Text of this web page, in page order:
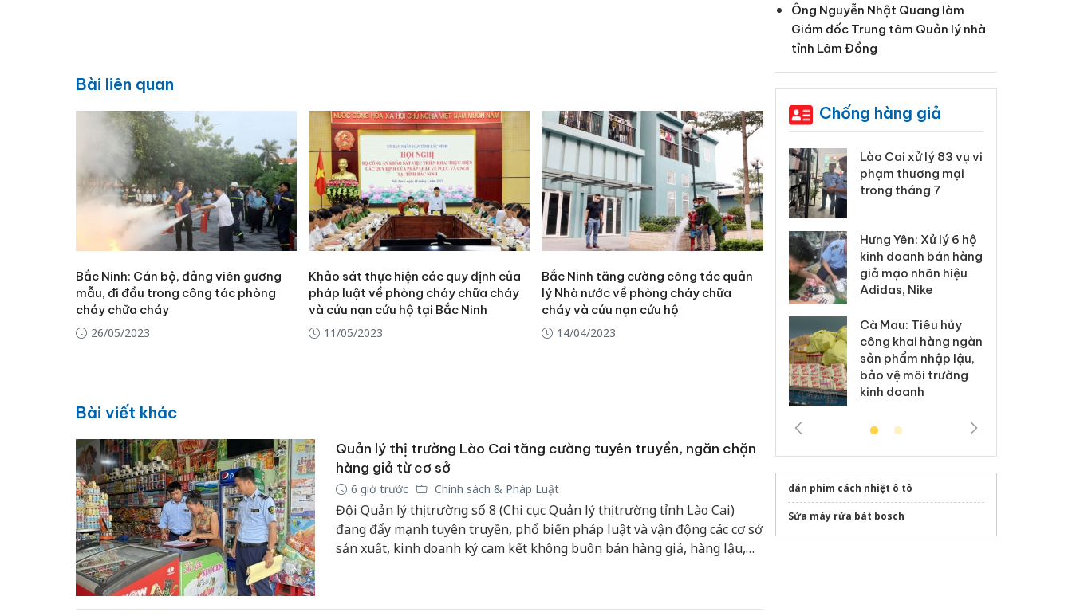
Bài liên quan
Bắc Ninh: Cán bộ, đảng viên gương
mẫu, đi đầu trong công tác phòng
cháy chữa cháy
26/05/2023
Khảo sát thực hiện các quy định của
pháp luật về phòng cháy chữa cháy
và cứu nạn cứu hộ tại Bắc Ninh
11/05/2023
Bắc Ninh tăng cường công tác quản
lý Nhà nước về phòng cháy chữa
cháy và cứu nạn cứu hộ
14/04/2023
Bài viết khác
Quản lý thị trường Lào Cai tăng cường tuyên truyền, ngăn chặn
hàng giả từ cơ sở
6 giờ trước Chính sách & Pháp Luật
Đội Quản lý thị trường số 8 (Chi cục Quản lý thị trường tỉnh Lào Cai)
đang đẩy mạnh tuyên truyền, phổ biến pháp luật và vận động các cơ sở
sản xuất, kinh doanh ký cam kết không buôn bán hàng giả, hàng lậu,
kinh doanh minh bạch và bảo vệ quyền lợi người tiêu dùng.
Ông Nguyễn Nhật Quang làm
Giám đốc Trung tâm Quản lý nhà
tỉnh Lâm Đồng
Chống hàng giả
Công an Thanh Hóa
tìm bị hại trong vụ
án sản xuất, buôn
bán yến sào giả
Thanh Hóa: Tìm bị
bán bình sữa
Moyuum giả
Lào Cai xử lý 83 vụ vi
phạm thương mại
trong tháng 7
Hưng Yên: Xử lý 6 hộ
kinh doanh bán hàng
giả mạo nhãn hiệu
Adidas, Nike
Cà Mau: Tiêu hủy
công khai hàng ngàn
sản phẩm nhập lậu,
bảo vệ môi trường
kinh doanh
dán phim cách nhiệt ô tô
Sửa máy rửa bát bosch